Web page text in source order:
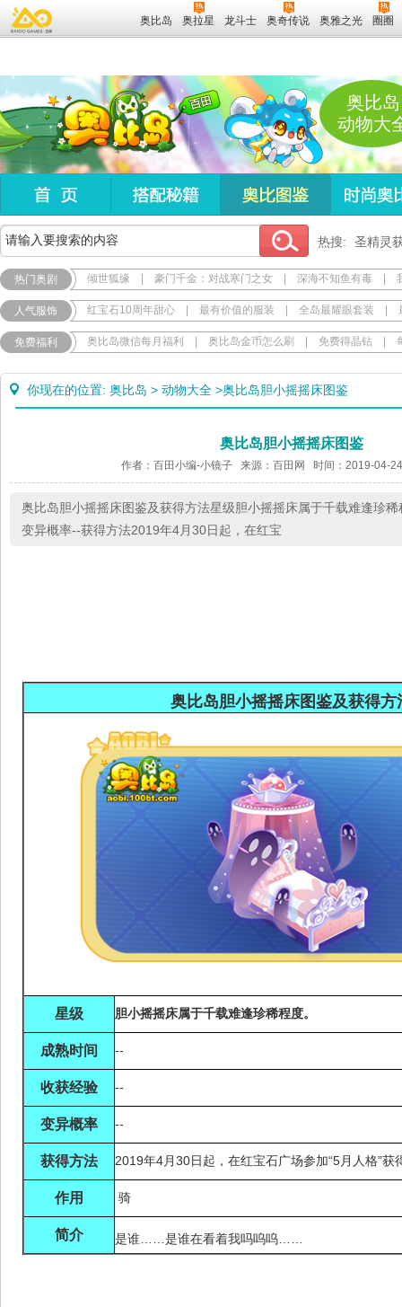
奥比岛 奥拉星 龙斗士 奥奇传说 奥雅之光 圈圈
奥比岛
动物大
热搜: 圣精灵
热门奥剧 倾世狐缘 豪门千金：对战寒门之女 深海不知鱼有毒
人气服饰 红宝石10周年甜心 最有价值的服装 全岛最耀眼套装
免费福利 奥比岛微信每月福利 奥比岛金币怎么刷 免费得晶钻
你现在的位置: 奥比岛 > 动物大全 >奥比岛胆小摇摇床图鉴
奥比岛胆小摇摇床图鉴
作者：百田小编-小镜子 来源：百田网 时间：2019-04-
奥比岛胆小摇摇床图鉴及获得方法星级胆小摇摇床属于千载难逢珍
变异概率--获得方法2019年4月30日起，在红宝
奥比岛胆小摇摇床图鉴及获得方
星级 胆小摇摇床属于千载难逢珍稀程度。
成熟时间 --
收获经验 --
变异概率 --
获得方法 2019年4月30日起，在红宝石广场参加“5月人格”获
作用 骑
简介 是谁……是谁在看着我吗呜呜……